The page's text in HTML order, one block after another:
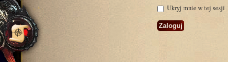
Ukryj mnie w tej sesji